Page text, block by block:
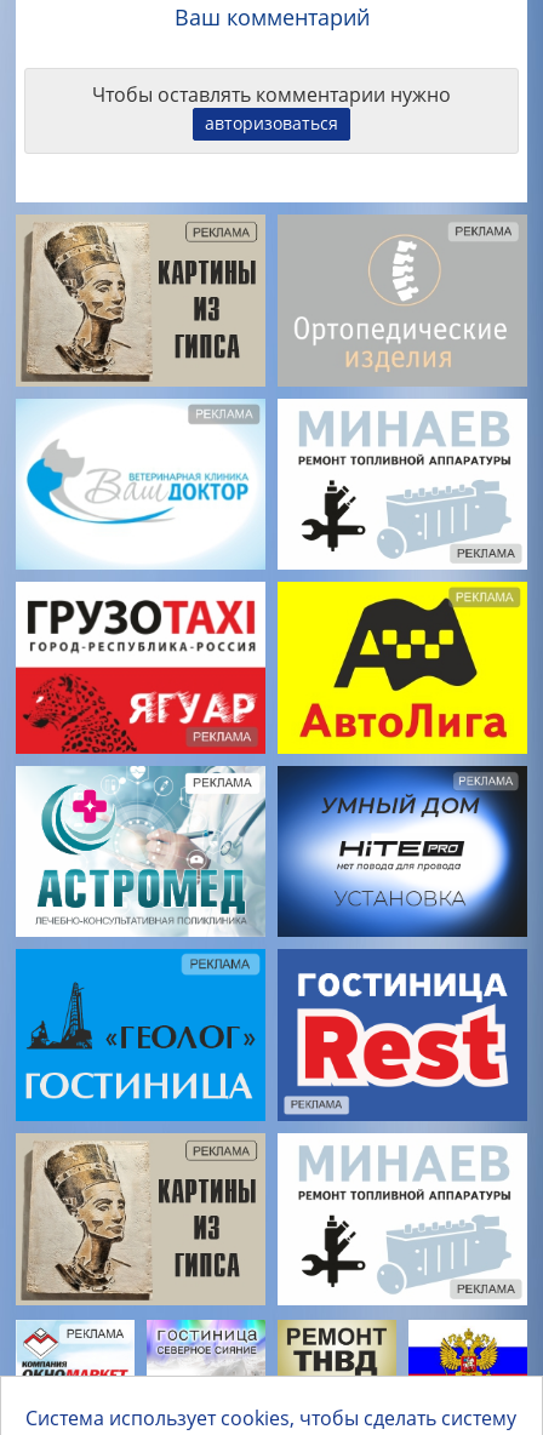
Ваш комментарий
Чтобы оставлять комментарии нужно
авторизоваться
Система использует cookies, чтобы сделать систему